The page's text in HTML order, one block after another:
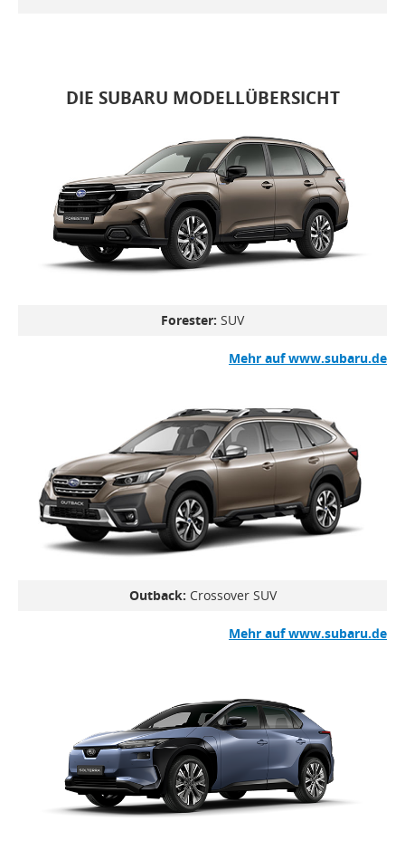
DIE SUBARU MODELLÜBERSICHT
Forester: SUV
Mehr auf www.subaru.de
Outback: Crossover SUV
Mehr auf www.subaru.de